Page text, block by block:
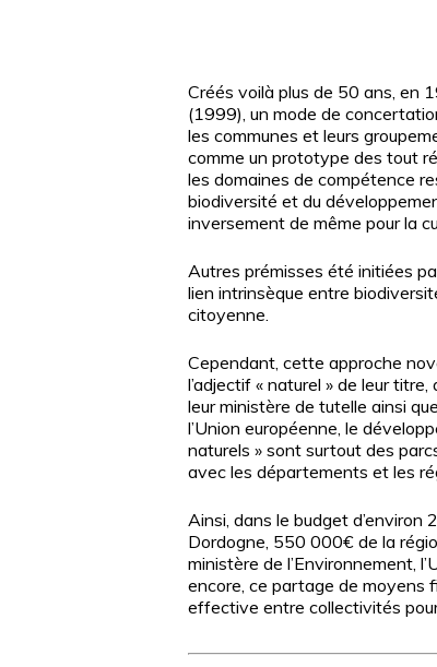
Appuyez sur Entrée pour une recherche
Créés voilà plus de 50 ans, en
(1999), un mode de
les communes et leurs
comme un prototype des tout
les domaines de compétence
biodiversité et du
inversement de même pour la
Autres prémisses été initiées
lien intrinsèque entre
citoyenne.
Cependant, cette approche
l’adjectif « naturel » de leur
leur ministère de tutelle ainsi
l’Union européenne, le
naturels » sont surtout des
avec les départements et les
Ainsi, dans le budget
Dordogne, 550 000€ de la
ministère de l’Environnement,
encore, ce partage de moyens
effective entre collectivités